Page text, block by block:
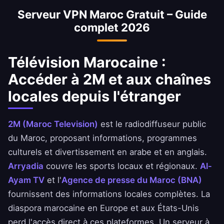
sécurité aux applications de la Banque
Nationale de Maroc, d'Ahli United Bank et de
Serveur VPN Maroc Gratuit – Guide
complet 2026
Télévision Marocaine :
Accéder à 2M et aux chaînes
locales depuis l'étranger
2M (Maroc Television) est le radiodiffuseur public
du Maroc, proposant informations, programmes
culturels et divertissement en arabe et en anglais.
Arryadia couvre les sports locaux et régionaux. Al-
Ayam TV et l'Agence de presse du Maroc (BNA)
fournissent des informations locales complètes. La
diaspora marocaine en Europe et aux États-Unis